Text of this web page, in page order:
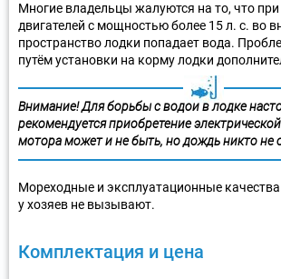
Многие владельцы жалуются на то, что
двигателей с мощностью более 15 л. с. во
пространство лодки попадает вода.
путём установки на корму лодки
Внимание! Для борьбы с водой в лодке
рекомендуется приобретение
мотора может и не быть, но дождь никто не
Мореходные и эксплуатационные
у хозяев не вызывают.
Комплектация и цена